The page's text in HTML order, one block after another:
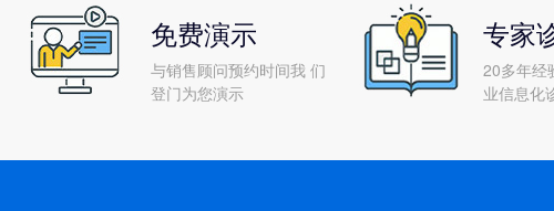
免费演示
与销售顾问预约时间我 们
登门为您演示
专家
20多年经
业信息化